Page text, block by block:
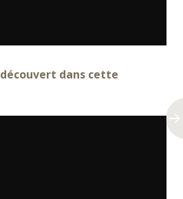
découvert dans cette